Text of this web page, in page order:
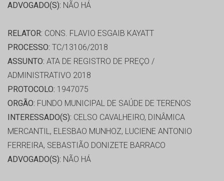
ADVOGADO(S): NÃO HÁ
RELATOR: CONS. FLAVIO ESGAIB KAYATT
PROCESSO: TC/13106/2018
ASSUNTO: ATA DE REGISTRO DE PREÇO /
ADMINISTRATIVO 2018
PROTOCOLO: 1947075
ORGÃO: FUNDO MUNICIPAL DE SAÚDE DE TERENOS
INTERESSADO(S): CELSO CAVALHEIRO, DINÂMICA
MERCANTIL, ELESBAO MUNHOZ, LUCIENE ANTONIO
FERREIRA, SEBASTIÃO DONIZETE BARRACO
ADVOGADO(S): NÃO HÁ